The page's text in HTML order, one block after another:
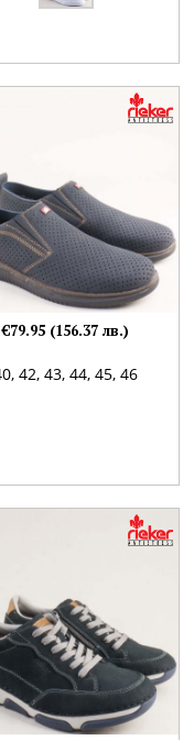
42, 43, 44, 45, 46
€79.95 (156.37 лв.)